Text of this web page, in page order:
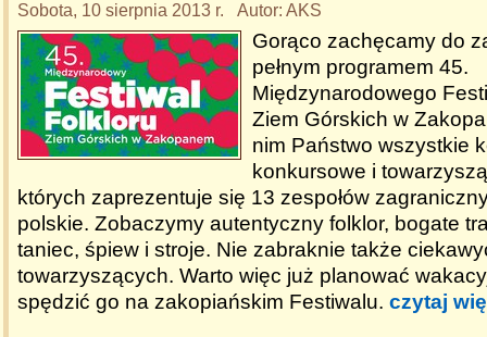
Sobota, 10 sierpnia 2013 r. Autor: AKS
Gorąco zachęcamy do
pełnym programem 45.
Międzynarodowego
Ziem Górskich w
nim Państwo wszystkie
konkursowe i
których zaprezentuje się 13 zespołów
polskie. Zobaczymy autentyczny folklor, bogate
taniec, śpiew i stroje. Nie zabraknie także
towarzyszących. Warto więc już planować
spędzić go na zakopiańskim Festiwalu. czytaj